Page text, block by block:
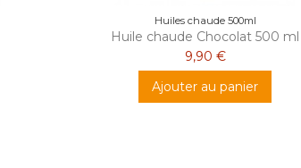
Huiles chaude 500ml
Huile chaude Chocolat 500 ml
9,90 €
Ajouter au panier